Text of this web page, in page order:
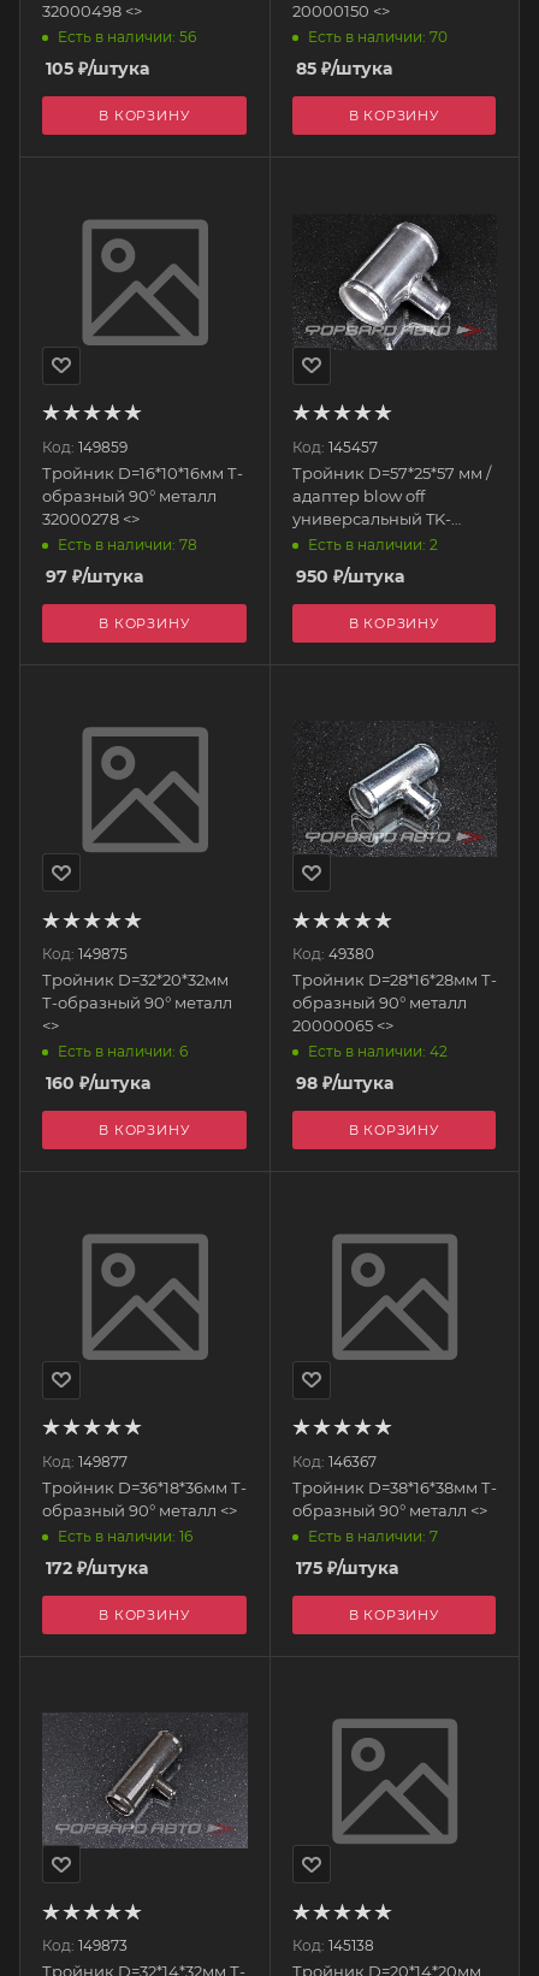
32000498 <>
Есть в наличии: 56
105 ₽/штука
В КОРЗИНУ
20000150 <>
Есть в наличии: 70
85₽/штука
В КОРЗИНУ
Код: 149859
Тройник D=16*10*16мм Т-
образный 90° металл
32000278 <>
Есть в наличии: 78
97 ₽/штука
В КОРЗИНУ
Код: 145457
Тройник D=57*25*57 мм /
адаптер blow off
универсальный TK-
04FP57T25 EPMAN
Есть в наличии: 2
950 ₽/штука
В КОРЗИНУ
Код: 149875
Тройник D=32*20*32мм
Т-образный 90° металл
<>
Есть в наличии: 6
160 ₽/штука
В КОРЗИНУ
Код: 49380
Тройник D=28*16*28мм Т-
образный 90° металл
20000065 <>
Есть в наличии: 42
98₽/штука
В КОРЗИНУ
Код: 149877
Тройник D=36*18*36мм Т-
образный 90° металл <>
Есть в наличии: 16
172 ₽/штука
В КОРЗИНУ
Код: 146367
Тройник D=38*16*38мм Т-
образный 90° металл <>
Есть в наличии: 7
175₽/штука
В КОРЗИНУ
Код: 149873
Тройник D=32*14*32мм Т-
Код: 145138
Тройник D=20*14*20мм